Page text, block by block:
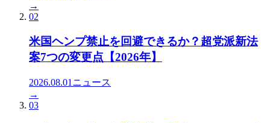
→
02
米国ヘンプ禁止を回避できるか？超党派新法
案7つの変更点【2026年】
2026.08.01 ニュース
→
03